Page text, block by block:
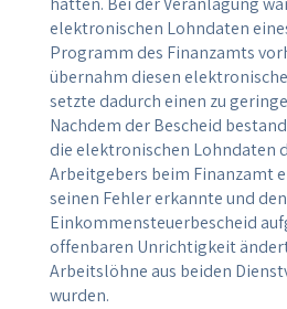
elektronischen Lohndaten
Programm des Finanzamts
übernahm diesen
setzte dadurch einen zu
Nachdem der Bescheid
die elektronischen Lohndaten
Arbeitgebers beim Finanzamt
seinen Fehler erkannte und den
Einkommensteuerbescheid
offenbaren Unrichtigkeit
Arbeitslöhne aus beiden
wurden.